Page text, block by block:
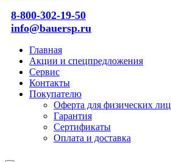
8-800-302-19-50
info@bauersp.ru
Главная
Акции и спецпредложения
Сервис
Контакты
Покупателю
Оферта для физических лиц
Гарантия
Сертификаты
Оплата и доставка